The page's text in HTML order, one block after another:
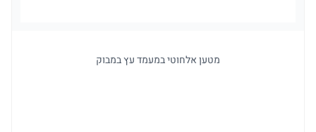
מטען אלחוטי במעמד עץ במבוק